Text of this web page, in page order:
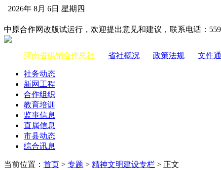
2026年 8月 6日 星期四
中原合作网改版试运行，欢迎提出意见和建议，联系电话：
河南省供销合作总社 省社概况 政策法规 文件
社务动态
新网工程
合作组织
教育培训
监事信息
直属信息
市县动态
综合讯息
当前位置： 首页 > 专题 > 精神文明建设专栏 > 正文